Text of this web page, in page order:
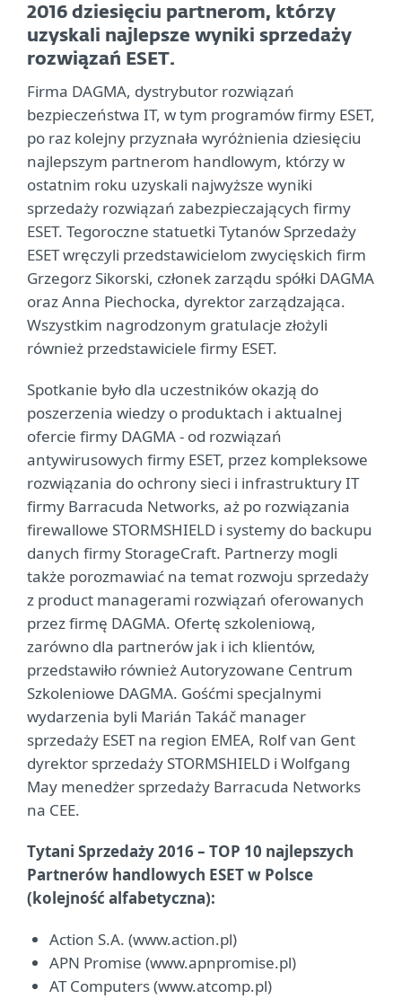
2016 dziesięciu partnerom, którzy
uzyskali najlepsze wyniki sprzedaży
rozwiązań ESET.
Firma DAGMA, dystrybutor rozwiązań
bezpieczeństwa IT, w tym programów firmy ESET,
po raz kolejny przyznała wyróżnienia dziesięciu
najlepszym partnerom handlowym, którzy w
ostatnim roku uzyskali najwyższe wyniki
sprzedaży rozwiązań zabezpieczających firmy
ESET. Tegoroczne statuetki Tytanów Sprzedaży
ESET wręczyli przedstawicielom zwycięskich firm
Grzegorz Sikorski, członek zarządu spółki DAGMA
oraz Anna Piechocka, dyrektor zarządzająca.
Wszystkim nagrodzonym gratulacje złożyli
również przedstawiciele firmy ESET.
Spotkanie było dla uczestników okazją do
poszerzenia wiedzy o produktach i aktualnej
ofercie firmy DAGMA - od rozwiązań
antywirusowych firmy ESET, przez kompleksowe
rozwiązania do ochrony sieci i infrastruktury IT
firmy Barracuda Networks, aż po rozwiązania
firewallowe STORMSHIELD i systemy do backupu
danych firmy StorageCraft. Partnerzy mogli
także porozmawiać na temat rozwoju sprzedaży
z product managerami rozwiązań oferowanych
przez firmę DAGMA. Ofertę szkoleniową,
zarówno dla partnerów jak i ich klientów,
przedstawiło również Autoryzowane Centrum
Szkoleniowe DAGMA. Gośćmi specjalnymi
wydarzenia byli Marián Takáč manager
sprzedaży ESET na region EMEA, Rolf van Gent
dyrektor sprzedaży STORMSHIELD i Wolfgang
May menedżer sprzedaży Barracuda Networks
na CEE.
Tytani Sprzedaży 2016 – TOP 10 najlepszych
Partnerów handlowych ESET w Polsce
(kolejność alfabetyczna):
Action S.A. (www.action.pl)
APN Promise (www.apnpromise.pl)
AT Computers (www.atcomp.pl)